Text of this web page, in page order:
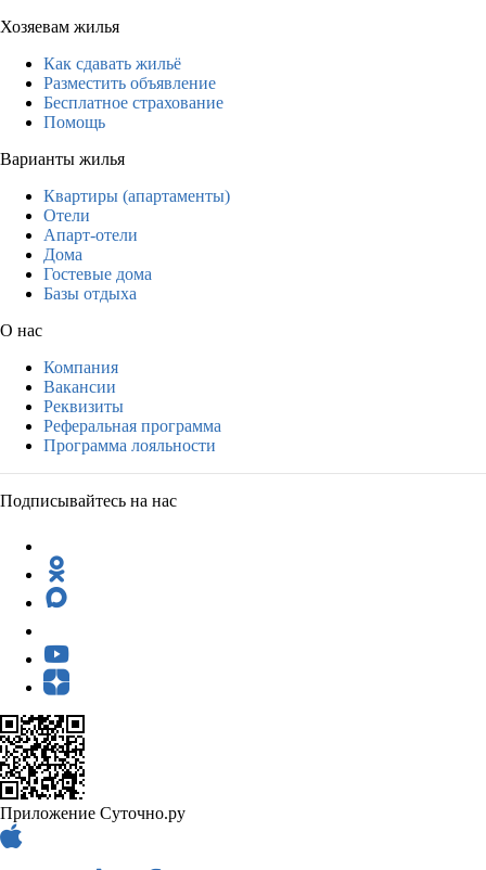
Хозяевам жилья
Как сдавать жильё
Разместить объявление
Бесплатное страхование
Помощь
Варианты жилья
Квартиры (апартаменты)
Отели
Апарт-отели
Дома
Гостевые дома
Базы отдыха
О нас
Компания
Вакансии
Реквизиты
Реферальная программа
Программа лояльности
Подписывайтесь на нас
Приложение Суточно.ру